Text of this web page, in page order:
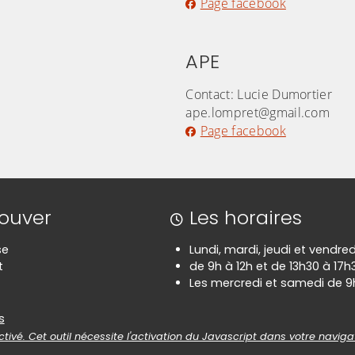
APE
Contact: Lucie Dumortier
ape.lompret@gmail.com
Page facebook
Les horaires
Lundi, mardi, jeudi et
de 9h à 12h et de 13h30 à
Les mercredi et samedi de
Cet outil nécessite l'activation du Javascript dans votre